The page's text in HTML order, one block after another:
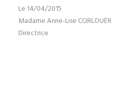
Le 14/04/2015
Madame Anne-Lise CORLOUËR
Directrice